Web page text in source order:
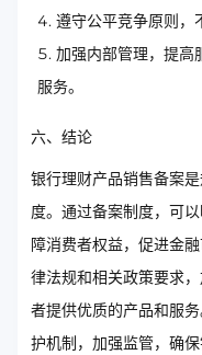
遵守公平竞争原则，
加强内部管理，提高
服务。
六、结论
银行理财产品销售备案
度。通过备案制度，可
障消费者权益，促进金
律法规和相关政策要求
者提供优质的产品和服
护机制，加强监管，确